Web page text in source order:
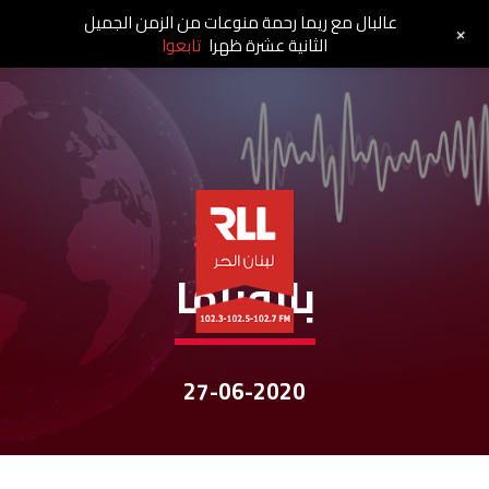
نشرات الأخبار
بانوراما
27-06-2020
عالبال مع ريما رحمة منوعات من الزمن الجميل
الثانية عشرة ظهرا تابعوا +